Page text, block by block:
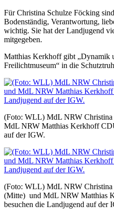
Für Christina Schulze Föcking
Bodenständig, Verantwortung,
wichtig. Sie hat der Landjugend
mitgegeben.
Matthias Kerkhoff gibt „Dynamik
Freilichtmuseum“ in die
(Foto: WLL) MdL NRW
MdL NRW Matthias Kerkhoff
auf der IGW.
(Foto: WLL) MdL NRW
(Mitte) und MdL NRW Matthias
besuchen die Landjugend auf der